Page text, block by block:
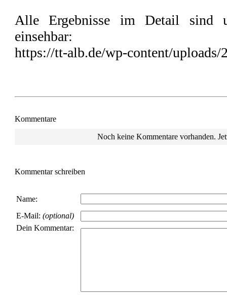
Alle Ergebnisse im Detail sind
einsehbar:
https://tt-alb.de/wp-content/uploads/
Kommentare
Noch keine Kommentare vorhanden.
Kommentar schreiben
Name:
E-Mail: (optional)
Dein Kommentar: